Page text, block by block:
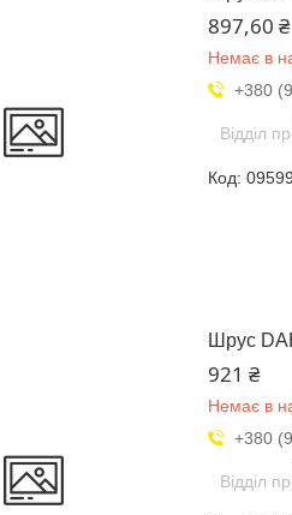
897,60 ₴
Немає в
+380
Відділ
09599
Шрус
921 ₴
Немає в
+380
Відділ